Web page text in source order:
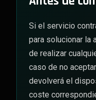
Si el servicio
para solucionar la
de realizar
caso de no
devolverá el
coste